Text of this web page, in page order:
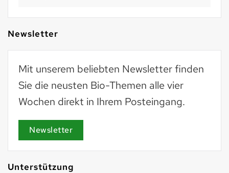
Newsletter
Mit unserem beliebten Newsletter finden
Sie die neusten Bio-Themen alle vier
Wochen direkt in Ihrem Posteingang.
Newsletter
Unterstützung